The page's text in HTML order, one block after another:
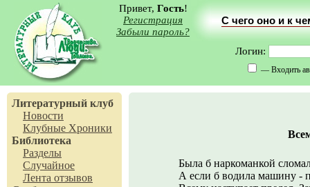
Привет, Гость!
Регистрация
Забыли пароль?
С чего оно и к
Логин:
— Входить
Литературный клуб
Новости
Клубные Хроники
Библиотека
Разделы
Случайное
Лента отзывов
Была б наркоманкой
А если б водила машину -